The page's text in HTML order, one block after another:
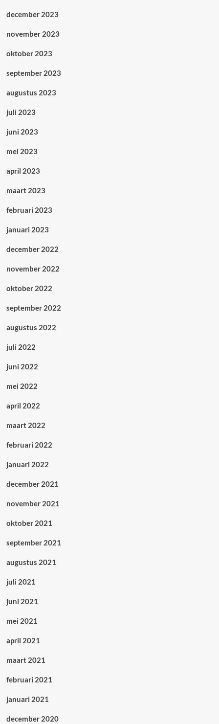
december 2023
november 2023
oktober 2023
september 2023
augustus 2023
juli 2023
juni 2023
mei 2023
april 2023
maart 2023
februari 2023
januari 2023
december 2022
november 2022
oktober 2022
september 2022
augustus 2022
juli 2022
juni 2022
mei 2022
april 2022
maart 2022
februari 2022
januari 2022
december 2021
november 2021
oktober 2021
september 2021
augustus 2021
juli 2021
juni 2021
mei 2021
april 2021
maart 2021
februari 2021
januari 2021
december 2020